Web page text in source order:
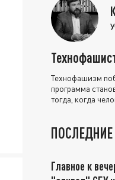
Технофашизм
программа
тогда, когда
Главное к